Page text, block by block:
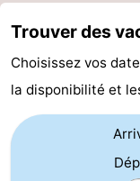
manger
Pratiques
Forum
Route
Trouver des
Choisissez vos
la disponibilité et